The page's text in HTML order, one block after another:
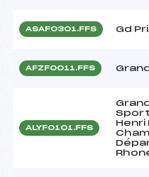
ASAF0301.FFS Gd
AFZF0011.FFS
ALYF0101.FFS
Henri